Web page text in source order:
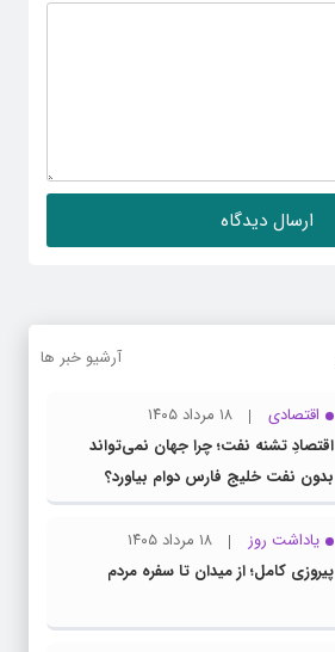
آرشیو خبر ها
اقتصادی
۱۸ مرداد ۱۴۰۵
اقتصادِ تشنه‌ نفت؛ چرا جهان نمی‌تواند
بدون نفت خلیج فارس دوام بیاورد؟
یاداشت روز
۱۸ مرداد ۱۴۰۵
پیروزی کامل؛ از میدان تا سفره مردم